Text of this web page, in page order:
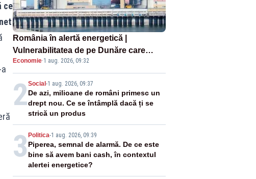
ce
România în alertă energetică |
Vulnerabilitatea de pe Dunăre care
pune în pericol Centrala Cernavodă era
cunoscută de pe vremea lui Ceaușescu
Economie·1 aug. 2026, 09:32
2Social -1 aug. 2026, 09:37
De azi, milioane de români primesc un
drept nou. Ce se întâmplă dacă ți se
strică un produs
3 Politica-1 aug. 2026, 09:39
Piperea, semnal de alarmă. De ce este
bine să avem bani cash, în contextul
alertei energetice?